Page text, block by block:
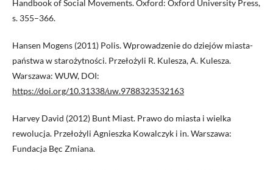
Handbook of Social Movements. Oxford: Oxford University Press,
s. 355–366.
Hansen Mogens (2011) Polis. Wprowadzenie do dziejów miasta-
państwa w starożytności. Przełożyli R. Kulesza, A. Kulesza.
Warszawa: WUW, DOI:
https://doi.org/10.31338/uw.9788323532163
Harvey David (2012) Bunt Miast. Prawo do miasta i wielka
rewolucja. Przełożyli Agnieszka Kowalczyk i in. Warszawa:
Fundacja Bęc Zmiana.